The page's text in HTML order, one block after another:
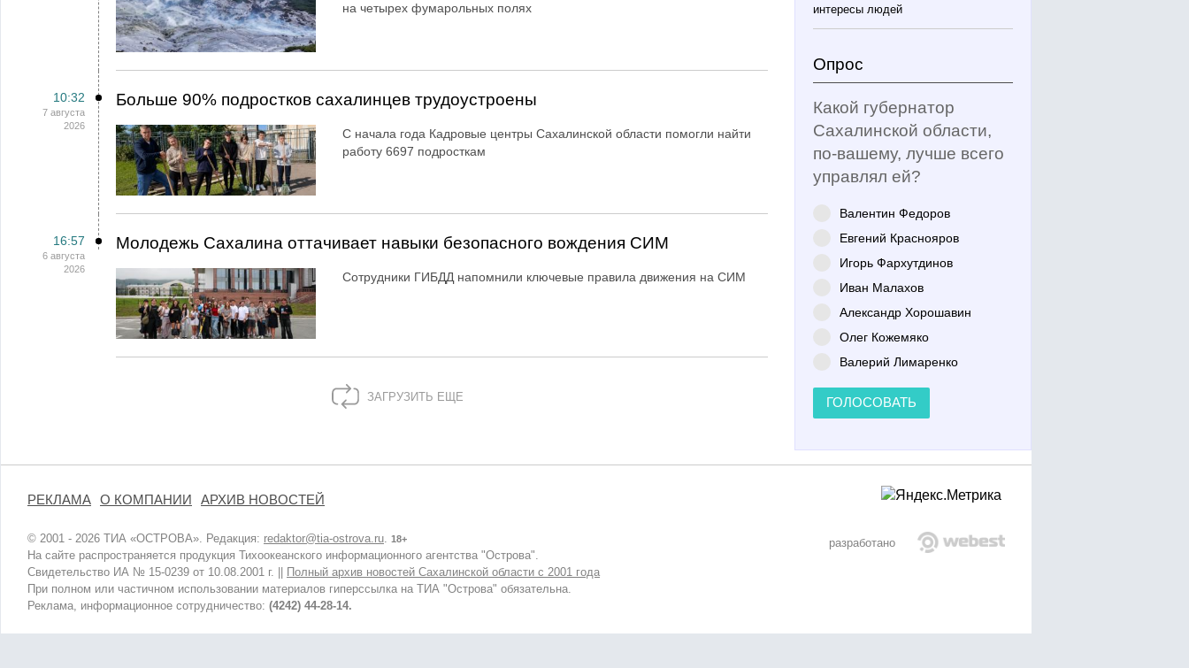
на четырех фумарольных полях
10:32
7 августа
2026
Больше 90% подростков сахалинцев трудоустроены
С начала года Кадровые центры Сахалинской области помогли найти
работу 6697 подросткам
16:57
6 августа
2026
Молодежь Сахалина оттачивает навыки безопасного вождения СИМ
Сотрудники ГИБДД напомнили ключевые правила движения на СИМ
ЗАГРУЗИТЬ ЕЩЕ
интересы людей
Опрос
Какой губернатор
Сахалинской области,
по-вашему, лучше всего
управлял ей?
Валентин Федоров
Евгений Краснояров
Игорь Фархутдинов
Иван Малахов
Александр Хорошавин
Олег Кожемяко
Валерий Лимаренко
ГОЛОСОВАТЬ
РЕКЛАМА О КОМПАНИИ АРХИВ НОВОСТЕЙ
© 2001 - 2026 ТИА «ОСТРОВА». Редакция: redaktor@tia-ostrova.ru. 18+
На сайте распространяется продукция Тихоокеанского информационного агентства "Острова".
Свидетельство ИА № 15-0239 от 10.08.2001 г. ||
Полный архив новостей Сахалинской области с 2001 года
При полном или частичном использовании материалов гиперссылка на ТИА "Острова" обязательна.
Реклама, информационное сотрудничество: (4242) 44-28-14.
разработано